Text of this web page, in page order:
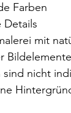
Farben
Details
mit
sind nicht